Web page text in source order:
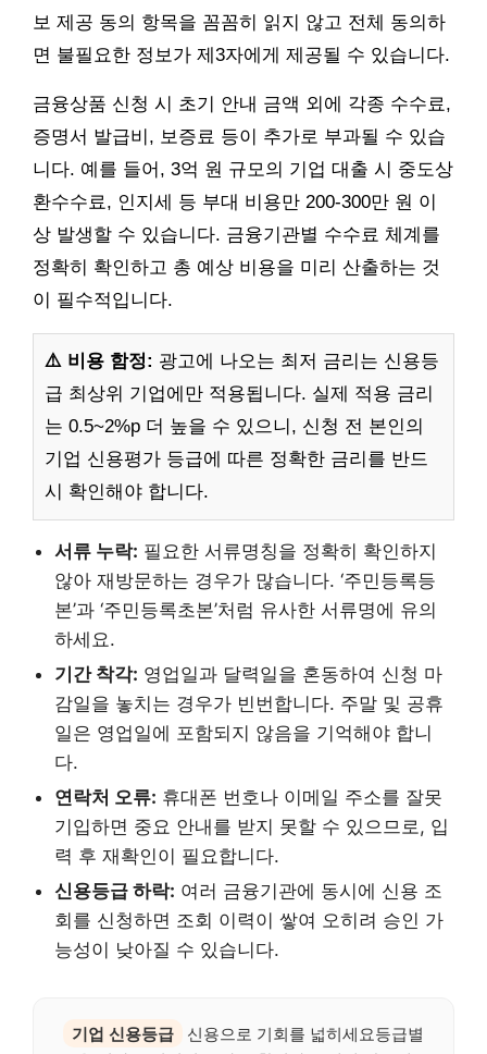
보 제공 동의 항목을 꼼꼼히 읽지 않고 전체 동의하
면 불필요한 정보가 제3자에게 제공될 수 있습니다.
금융상품 신청 시 초기 안내 금액 외에 각종 수수료,
증명서 발급비, 보증료 등이 추가로 부과될 수 있습
니다. 예를 들어, 3억 원 규모의 기업 대출 시 중도상
환수수료, 인지세 등 부대 비용만 200-300만 원 이
상 발생할 수 있습니다. 금융기관별 수수료 체계를
정확히 확인하고 총 예상 비용을 미리 산출하는 것
이 필수적입니다.
⚠️ 비용 함정: 광고에 나오는 최저 금리는 신용등
급 최상위 기업에만 적용됩니다. 실제 적용 금리
는 0.5~2%p 더 높을 수 있으니, 신청 전 본인의
기업 신용평가 등급에 따른 정확한 금리를 반드
시 확인해야 합니다.
서류 누락: 필요한 서류명칭을 정확히 확인하지
않아 재방문하는 경우가 많습니다. ‘주민등록등
본’과 ‘주민등록초본’처럼 유사한 서류명에 유의
하세요.
기간 착각: 영업일과 달력일을 혼동하여 신청 마
감일을 놓치는 경우가 빈번합니다. 주말 및 공휴
일은 영업일에 포함되지 않음을 기억해야 합니
다.
연락처 오류: 휴대폰 번호나 이메일 주소를 잘못
기입하면 중요 안내를 받지 못할 수 있으므로, 입
력 후 재확인이 필요합니다.
신용등급 하락: 여러 금융기관에 동시에 신용 조
회를 신청하면 조회 이력이 쌓여 오히려 승인 가
능성이 낮아질 수 있습니다.
기업 신용등급
신용으로 기회를 넓히세요등급별